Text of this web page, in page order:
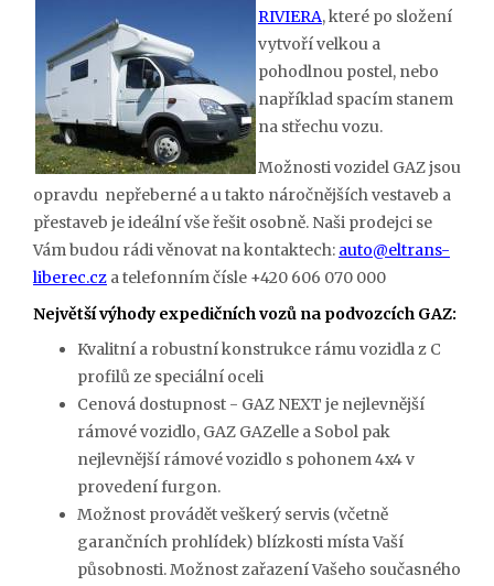
RIVIERA, které po složení
vytvoří velkou a
pohodlnou postel, nebo
například spacím stanem
na střechu vozu.
Možnosti vozidel GAZ jsou
opravdu nepřeberné a u takto náročnějších vestaveb a
přestaveb je ideální vše řešit osobně. Naši prodejci se
Vám budou rádi věnovat na kontaktech: auto@eltrans-
liberec.cz a telefonním čísle +420 606 070 000
Největší výhody expedičních vozů na podvozcích GAZ:
Kvalitní a robustní konstrukce rámu vozidla z C
profilů ze speciální oceli
Cenová dostupnost - GAZ NEXT je nejlevnější
rámové vozidlo, GAZ GAZelle a Sobol pak
nejlevnější rámové vozidlo s pohonem 4x4 v
provedení furgon.
Možnost provádět veškerý servis (včetně
garančních prohlídek) blízkosti místa Vaší
působnosti. Možnost zařazení Vašeho současného